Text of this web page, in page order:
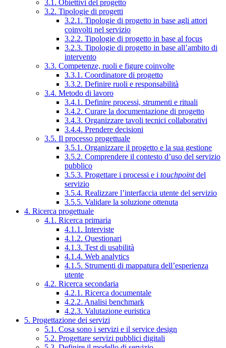
3.1. Obiettivi del progetto
3.2. Tipologie di progetti
3.2.1. Tipologie di progetto in base agli attori
coinvolti nel servizio
3.2.2. Tipologie di progetto in base al focus
3.2.3. Tipologie di progetto in base all’ambito di
intervento
3.3. Competenze, ruoli e figure coinvolte
3.3.1. Coordinatore di progetto
3.3.2. Definire ruoli e responsabilità
3.4. Metodo di lavoro
3.4.1. Definire processi, strumenti e rituali
3.4.2. Curare la documentazione di progetto
3.4.3. Organizzare tavoli tecnici collaborativi
3.4.4. Prendere decisioni
3.5. Il processo progettuale
3.5.1. Organizzare il progetto e la sua gestione
3.5.2. Comprendere il contesto d’uso del servizio
pubblico
3.5.3. Progettare i processi e i touchpointdel
servizio
3.5.4. Realizzare l’interfaccia utente del servizio
3.5.5. Validare la soluzione ottenuta
4. Ricerca progettuale
4.1. Ricerca primaria
4.1.1. Interviste
4.1.2. Questionari
4.1.3. Test di usabilità
4.1.4. Web analytics
4.1.5. Strumenti di mappatura dell’esperienza
utente
4.2. Ricerca secondaria
4.2.1. Ricerca documentale
4.2.2. Analisi benchmark
4.2.3. Valutazione euristica
5. Progettazione dei servizi
5.1. Cosa sono i servizi e il service design
5.2. Progettare servizi pubblici digitali